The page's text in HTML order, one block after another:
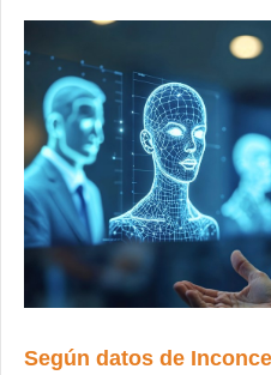
Según datos de